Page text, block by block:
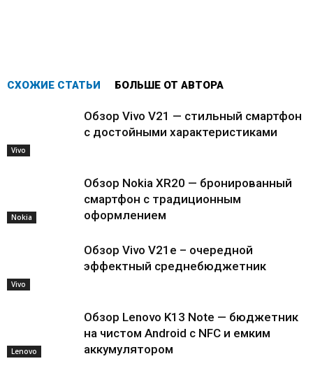
СХОЖИЕ СТАТЬИ БОЛЬШЕ ОТ АВТОРА
Vivo
Обзор Vivo V21 — стильный смартфон
с достойными характеристиками
Nokia
Обзор Nokia XR20 — бронированный
смартфон с традиционным
оформлением
Vivo
Обзор Vivo V21e – очередной
эффектный среднебюджетник
Lenovo
Обзор Lenovo K13 Note — бюджетник
на чистом Android с NFC и емким
аккумулятором